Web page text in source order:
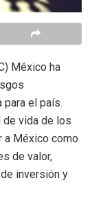
México ha
el país.
de vida de los
a México como
de valor,
inversión y